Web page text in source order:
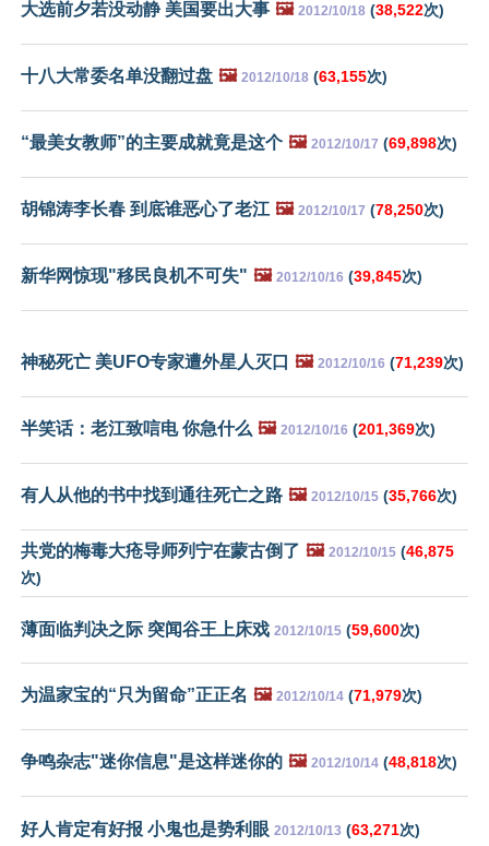
大选前夕若没动静 美国要出大事 🖼️ 2012/10/18 (38,522次)
十八大常委名单没翻过盘 🖼️ 2012/10/18 (63,155次)
“最美女教师”的主要成就竟是这个 🖼️ 2012/10/17 (69,898次)
胡锦涛李长春 到底谁恶心了老江 🖼️ 2012/10/17 (78,250次)
新华网惊现"移民良机不可失" 🖼️ 2012/10/16 (39,845次)
神秘死亡 美UFO专家遭外星人灭口 🖼️ 2012/10/16 (71,239次)
半笑话：老江致唁电 你急什么 🖼️ 2012/10/16 (201,369次)
有人从他的书中找到通往死亡之路 🖼️ 2012/10/15 (35,766次)
共党的梅毒大疮导师列宁在蒙古倒了 🖼️ 2012/10/15 (46,875
次)
薄面临判决之际 突闻谷王上床戏 2012/10/15 (59,600次)
为温家宝的“只为留命”正正名 🖼️ 2012/10/14 (71,979次)
争鸣杂志"迷你信息"是这样迷你的 🖼️ 2012/10/14 (48,818次)
好人肯定有好报 小鬼也是势利眼 2012/10/13 (63,271次)